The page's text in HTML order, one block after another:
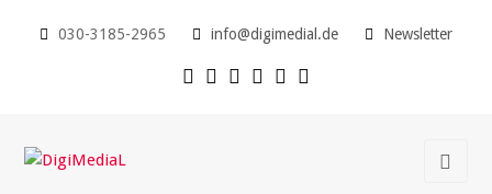
030-3185-2965 info@digimedial.de Newsletter